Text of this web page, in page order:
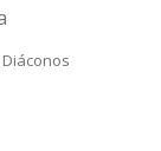
Diáconos